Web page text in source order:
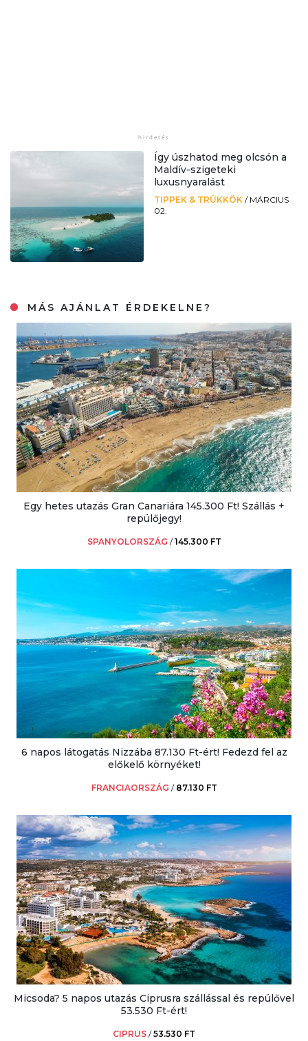
Így úszhatod meg olcsón a
Maldív-szigeteki
luxusnyaralást
TIPPEK & TRÜKKÖK / MÁRCIUS
02.
MÁS AJÁNLAT ÉRDEKELNE?
Egy hetes utazás Gran Canariára 145.300 Ft! Szállás +
repülőjegy!
SPANYOLORSZÁG /145.300 FT
6 napos látogatás Nizzába 87.130 Ft-ért! Fedezd fel az
előkelő környéket!
FRANCIAORSZÁG / 87.130 FT
Micsoda? 5 napos utazás Ciprusra szállással és repülővel
53.530 Ft-ért!
CIPRUS /53.530 FT